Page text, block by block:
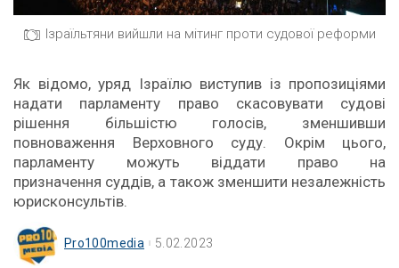
Ізраїльтяни вийшли на мітинг проти судової реформи
Як відомо, уряд Ізраїлю виступив із пропозиціями
надати парламенту право скасовувати судові
рішення більшістю голосів, зменшивши
повноваження Верховного суду. Окрім цього,
парламенту можуть віддати право на
призначення суддів, а також зменшити незалежність
юрисконсультів.
Pro100media 5.02.2023